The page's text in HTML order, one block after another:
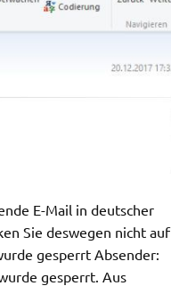
E-Mail in deutscher
Sie deswegen nicht auf
gesperrt Absender:
gesperrt. Aus